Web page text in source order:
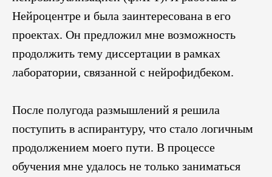
Нейроцентре и была заинтересована в его
проектах. Он предложил мне возможность
продолжить тему диссертации в рамках
лаборатории, связанной с нейрофидбеком.
После полугода размышлений я решила
поступить в аспирантуру, что стало логичным
продолжением моего пути. В процессе
обучения мне удалось не только заниматься